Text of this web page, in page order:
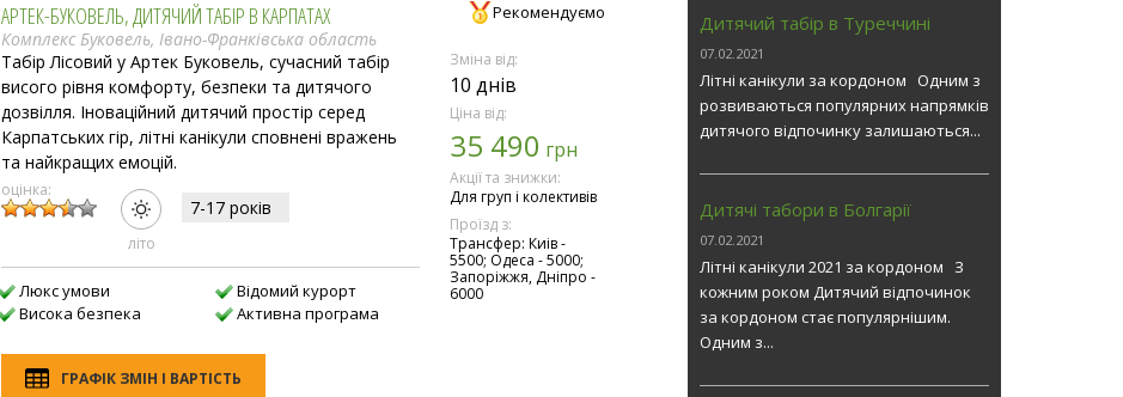
АРТЕК-БУКОВЕЛЬ, ДИТЯЧИЙ ТАБІР В КАРПАТАХ
Комплекс Буковель, Івано-Франківська область
Табір Лісовий у Артек Буковель, сучасний табір
висого рівня комфорту, безпеки та дитячого
дозвілля. Іноваційний дитячий простір серед
Карпатських гір, літні канікули сповнені вражень
та найкращих емоцій.
оцінка:
лiто
Рекомендуємо
7-17 рокiв
Люкс умови
Висока безпека
Відомий курорт
Активна програма
ГРАФІК ЗМІН І ВАРТІСТЬ
Зміна від:
10 днів
Ціна від:
35 490 грн
Акції та знижки:
Для груп і колективів
Проїзд з:
Трансфер: Киів -
5500; Одеса - 5000;
Запоріжжя, Дніпро -
6000
Дитячий табір в Туреччині
07.02.2021
Літні канікули за кордоном Одним з
розвиваються популярних напрямків
дитячого відпочинку залишаються...
Дитячі табори в Болгарії
07.02.2021
Літні канікули 2021 за кордоном З
кожним роком Дитячий відпочинок
за кордоном стає популярнішим.
Одним з...